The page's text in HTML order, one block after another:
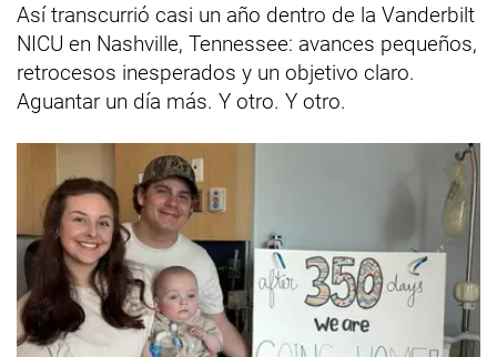
Así transcurrió casi un año dentro de la Vanderbilt
NICU en Nashville, Tennessee: avances pequeños,
retrocesos inesperados y un objetivo claro.
Aguantar un día más. Y otro. Y otro.